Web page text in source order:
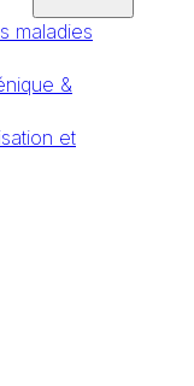
maladies
&
et